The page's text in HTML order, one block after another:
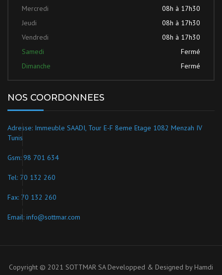
Mercredi
08h à 17h30
Jeudi
08h à 17h30
Vendredi
08h à 17h30
Samedi
Fermé
Dimanche
Fermé
NOS COORDONNEES
Adresse: Immeuble SAADI, Tour E-F 8eme Etage 1082 Menzah IV
Tunis
Gsm: 98 701 634
Tel: 70 132 260
Fax: 70 132 260
Email: info@sottmar.com
Copyright © 2021 SOTTMAR SA Developped & Designed by Hamdi